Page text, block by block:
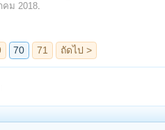
คม 2018.